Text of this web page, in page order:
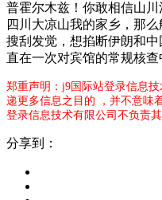
普霍尔木兹！你敢相信山
四川大凉山我的家乡，那
搜刮发觉，想掐断伊朗和
直在一次对宾馆的常规核查
郑重声明：j9国际站登录信息
递更多信息之目的 ，并不意味
登录信息技术有限公司不负责其
分享到：